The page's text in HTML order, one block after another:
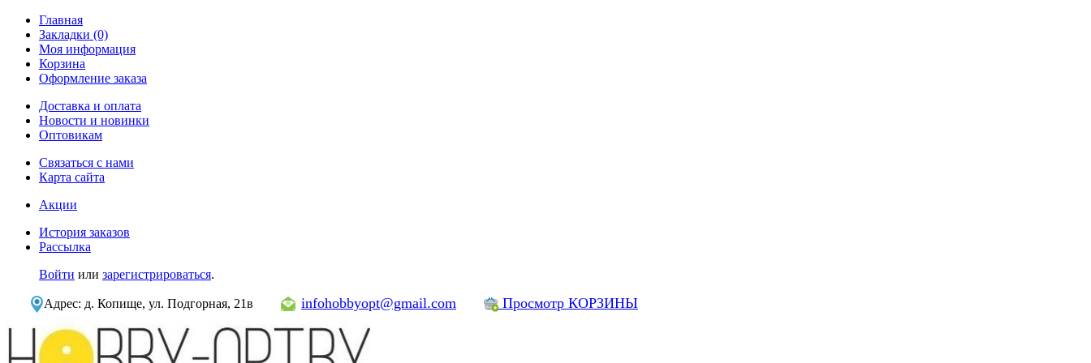
Главная
Закладки (0)
Моя информация
Корзина
Оформление заказа
Доставка и оплата
Новости и новинки
Оптовикам
Связаться с нами
Карта сайта
Акции
История заказов
Рассылка
Войти или зарегистрироваться.
Адрес: д. Копище, ул. Подгорная, 21в infohobbyopt@gmail.com Просмотр КОРЗИНЫ